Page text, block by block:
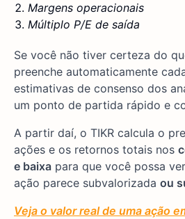
Margens operacionais
Múltiplo P/E de saída
Se você não tiver certeza do
preenche automaticamente
estimativas de consenso dos
um ponto de partida rápido e
A partir daí, o TIKR calcula o
ações e os retornos totais nos
e baixa para que você possa
ação parece subvalorizada ou
Veja o valor real de uma ação